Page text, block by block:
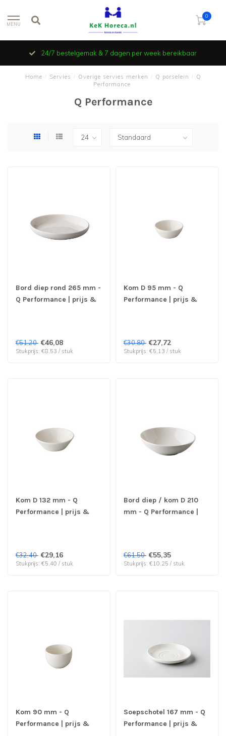
MENU
0
24/7 bestelgemak & 7 dagen per week bereikbaar
Home Servies Overige servies merken Q porselein
Q
Performance
Q Performance
Bord diep rond 265 mm -
Q Performance | prijs &
€51,20 €46,08
Stukprijs: €8,53 / stuk
Kom D 95 mm - Q
Performance | prijs &
€30,80 €27,72
Stukprijs: €5,13 / stuk
Kom D 132 mm - Q
Performance | prijs &
€32,40 €29,16
Stukprijs: €5,40 / stuk
Bord diep / kom D 210
mm - Q Performance |
€61,50 €55,35
Stukprijs: €10,25 / stuk
Kom 90 mm - Q
Performance | prijs &
Soepschotel 167 mm - Q
Performance | prijs &